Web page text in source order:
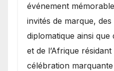
événement
invités de marque,
diplomatique ainsi que
et de l’Afrique
célébration